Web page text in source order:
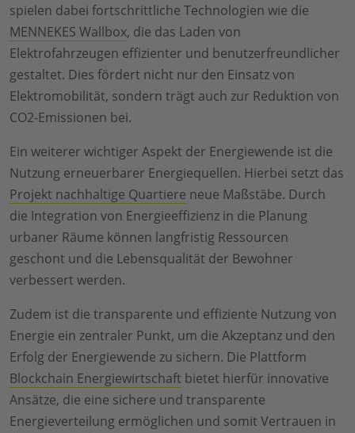
spielen dabei fortschrittliche Technologien wie die
MENNEKES Wallbox, die das Laden von
Elektrofahrzeugen effizienter und benutzerfreundlicher
gestaltet. Dies fördert nicht nur den Einsatz von
Elektromobilität, sondern trägt auch zur Reduktion von
CO2-Emissionen bei.
Ein weiterer wichtiger Aspekt der Energiewende ist die
Nutzung erneuerbarer Energiequellen. Hierbei setzt das
Projekt nachhaltige Quartiere neue Maßstäbe. Durch
die Integration von Energieeffizienz in die Planung
urbaner Räume können langfristig Ressourcen
geschont und die Lebensqualität der Bewohner
verbessert werden.
Zudem ist die transparente und effiziente Nutzung von
Energie ein zentraler Punkt, um die Akzeptanz und den
Erfolg der Energiewende zu sichern. Die Plattform
Blockchain Energiewirtschaft bietet hierfür innovative
Ansätze, die eine sichere und transparente
Energieverteilung ermöglichen und somit Vertrauen in